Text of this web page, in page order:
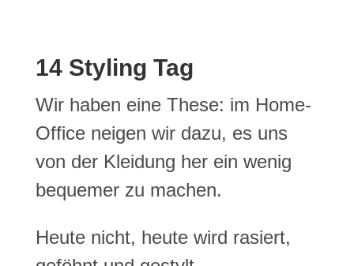
14 Styling Tag
Wir haben eine These: im Home-
Office neigen wir dazu, es uns
von der Kleidung her ein wenig
bequemer zu machen.
Heute nicht, heute wird rasiert,